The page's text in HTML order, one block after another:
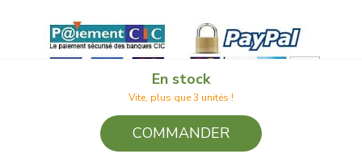
En stock
Vite, plus que 3 unités !
COMMANDER
© 2009-2026 LB82. Tous droits réservés - butdefoot.fr - SARL
LB 82 - 13 Rue Louis Delage 44360 VIGNEUX DE BRETAGNE